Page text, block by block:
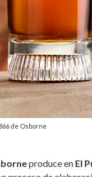
de Osborne
produce en El